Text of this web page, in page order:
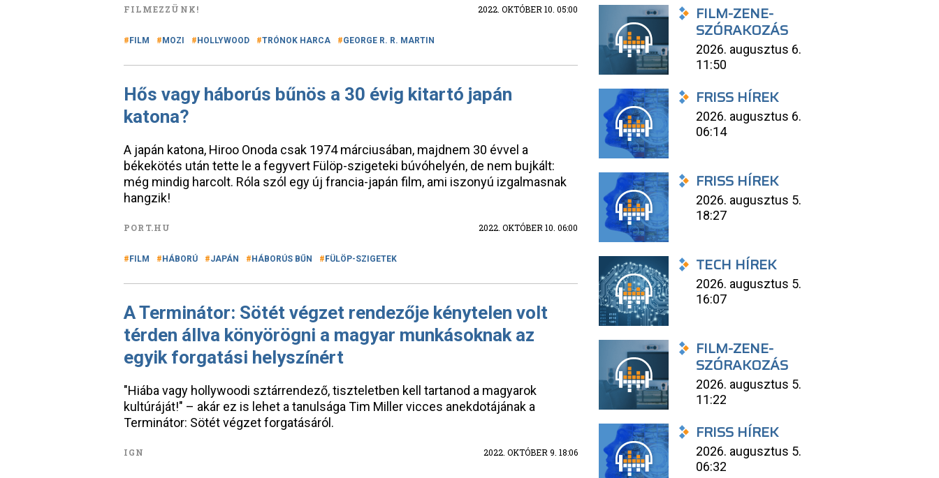
FILMEZZÜNK! 2022. OKTÓBER 10. 05:00
FILM MOZI HOLLYWOOD TRÓNOK HARCA GEORGE R. R. MARTIN
Hős vagy háborús bűnös a 30 évig kitartó japán
katona?
A japán katona, Hiroo Onoda csak 1974 márciusában, majdnem 30 évvel a
békekötés után tette le a fegyvert Fülöp-szigeteki búvóhelyén, de nem bujkált:
még mindig harcolt. Róla szól egy új francia-japán film, ami iszonyú izgalmasnak
hangzik!
PORT.HU 2022. OKTÓBER 10. 06:00
FILM HÁBORÚ JAPÁN HÁBORÚS BŰN FÜLÖP-SZIGETEK
A Terminátor: Sötét végzet rendezője kénytelen volt
térden állva könyörögni a magyar munkásoknak az
egyik forgatási helyszínért
"Hiába vagy hollywoodi sztárrendező, tiszteletben kell tartanod a magyarok
kultúráját!" – akár ez is lehet a tanulsága Tim Miller vicces anekdotájának a
Terminátor: Sötét végzet forgatásáról.
IGN 2022. OKTÓBER 9. 18:06
FILM-ZENE-
SZÓRAKOZÁS
2026. augusztus 6.
11:50
FRISS HÍREK
2026. augusztus 6.
06:14
FRISS HÍREK
2026. augusztus 5.
18:27
TECH HÍREK
2026. augusztus 5.
16:07
FILM-ZENE-
SZÓRAKOZÁS
2026. augusztus 5.
11:22
FRISS HÍREK
2026. augusztus 5.
06:32